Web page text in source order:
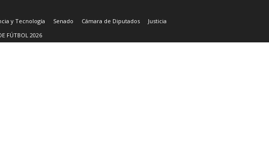
y Tecnología Senado Cámara de Diputados
Justicia
FÚTBOL 2026